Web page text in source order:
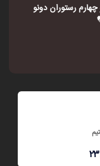
چهارم رستوران دونو